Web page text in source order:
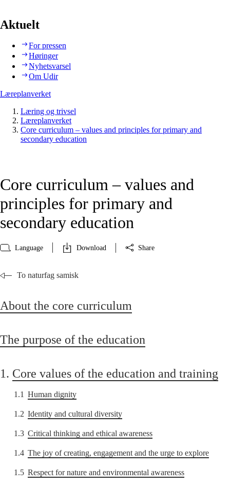
Aktuelt
For pressen
Høringer
Nyhetsvarsel
Om Udir
Læreplanverket
Læring og trivsel
Læreplanverket
Core curriculum – values and principles for primary and
secondary education
Core curriculum – values and
principles for primary and
secondary education
Language Download Share
To naturfag samisk
About the core curriculum
The purpose of the education
1. Core values of the education and training
1.1 Human dignity
1.2 Identity and cultural diversity
1.3 Critical thinking and ethical awareness
1.4 The joy of creating, engagement and the urge to explore
1.5 Respect for nature and environmental awareness